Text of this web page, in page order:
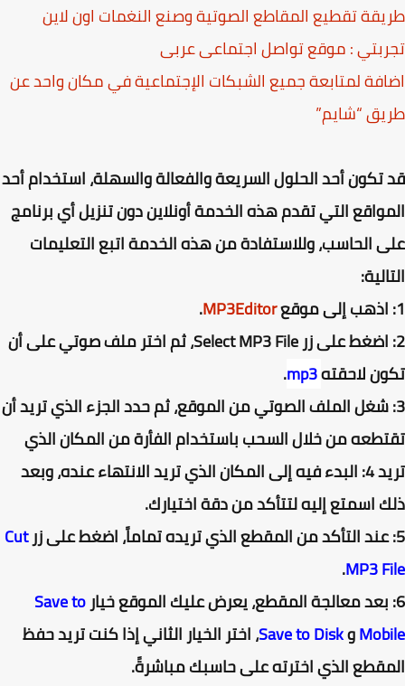
تقطيع المقاطع الصوتية وصنع النغمات اون لاين
: موقع تواصل اجتماعى عربى
لمتابعة جميع الشبكات الإجتماعية في مكان واحد عن
“شايم”
أحد الحلول السريعة والفعالة والسهلة، استخدام أحد
التي تقدم هذه الخدمة أونلاين دون تنزيل أي برنامج
الحاسب، وللاستفادة من هذه الخدمة اتبع التعليمات
MP3Editor
.
2: اضغط على زر Select MP3 File، ثم اختر ملف صوتي على أن
لاحقتهmp3
.
شغل الملف الصوتي من الموقع، ثم حدد الجزء الذي تريد أن
من خلال السحب باستخدام الفأرة من المكان الذي
تريد 4: البدء فيه إلى المكان الذي تريد الانتهاء عنده، وبعد
اسمتع إليه لتتأكد من دقة اختيارك.
Cut
MP3
.
Save to
وSave to Disk، اختر الخيار الثاني إذا كنت تريد حفظ
الذي اخترته على حاسبك مباشرةً.